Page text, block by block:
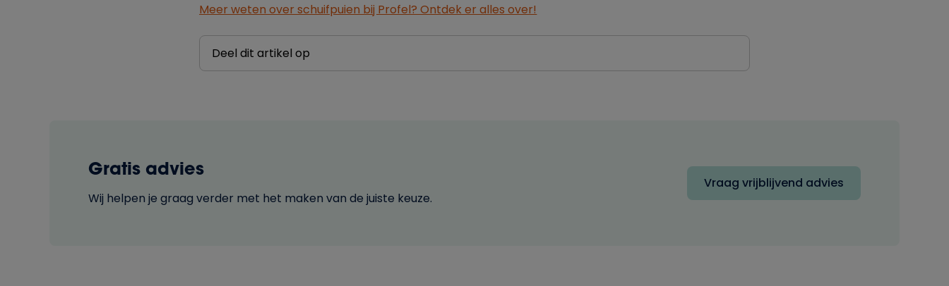
Meer weten over schuifpuien bij Profel? Ontdek er alles over!
Deel dit artikel op
Gratis advies
Wij helpen je graag verder met het maken van de juiste keuze.
Vraag vrijblijvend advies